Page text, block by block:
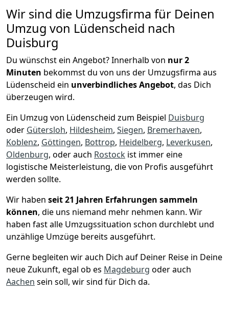
Wir sind die Umzugsfirma für Deinen
Umzug von Lüdenscheid nach
Duisburg
Du wünschst ein Angebot? Innerhalb von nur 2
Minuten bekommst du von uns der Umzugsfirma aus
Lüdenscheid ein unverbindliches Angebot, das Dich
überzeugen wird.
Ein Umzug von Lüdenscheid zum Beispiel Duisburg
oder Gütersloh, Hildesheim, Siegen, Bremer­haven,
Koblenz, Göttingen, Bottrop, Heidelberg, Leverkusen,
Oldenburg, oder auch Rostock ist immer eine
logistische Meisterleistung, die von Profis ausgeführt
werden sollte.
Wir haben seit21 Jahren Erfahrungen sammeln
können, die uns niemand mehr nehmen kann. Wir
haben fast alle Umzugssituation schon durchlebt und
unzählige Umzüge bereits ausgeführt.
Gerne begleiten wir auch Dich auf Deiner Reise in Deine
neue Zukunft, egal ob es Magdeburg oder auch
Aachen sein soll, wir sind für Dich da.